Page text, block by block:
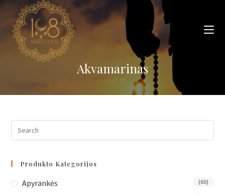
Skip
content
Akvamarinas
Produkto Kategorijos
Apyrankės (60)